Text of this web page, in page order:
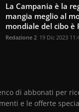
La Campania è la
mangia meglio al
mondiale del cibo è
Redazione 2 19 Dic 2023
di abbonati per
e le offerte